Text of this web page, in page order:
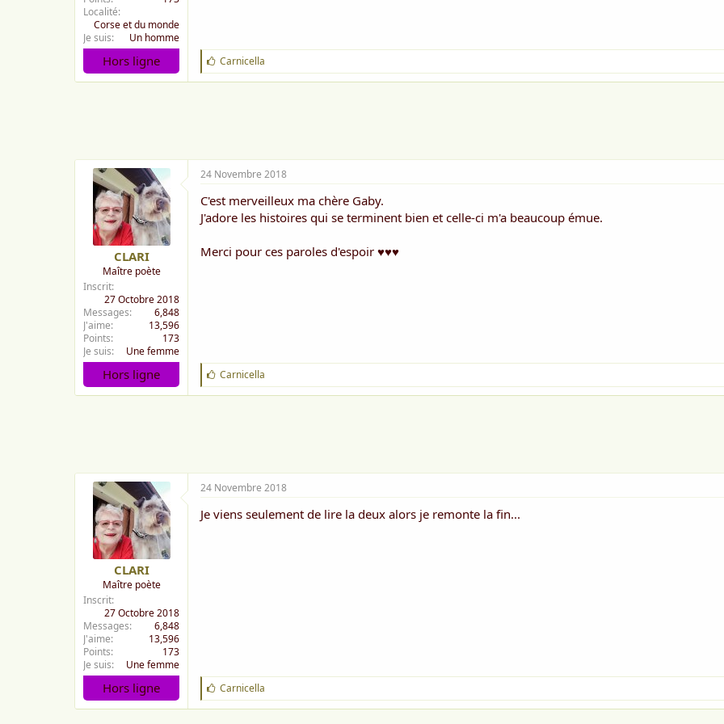
Localité
Corse et du monde
Je suis
Un homme
Hors ligne
J
'
a
Carnicella
CLARI
Maître poète
Inscrit
27 Octobre 2018
Messages
6,848
J'aime
13,596
Points
173
Je suis
Une femme
Hors ligne
24 Novembre 2018
C'est merveilleux ma chère Gaby.
J'adore les histoires qui se terminent bien et celle-ci m'a beaucoup émue.
Merci pour ces paroles d'espoir ♥♥♥
J
'
a
Carnicella
CLARI
Maître poète
Inscrit
27 Octobre 2018
Messages
6,848
J'aime
13,596
Points
173
Je suis
Une femme
Hors ligne
24 Novembre 2018
Je viens seulement de lire la deux alors je remonte la fin...
J
'
a
Carnicella